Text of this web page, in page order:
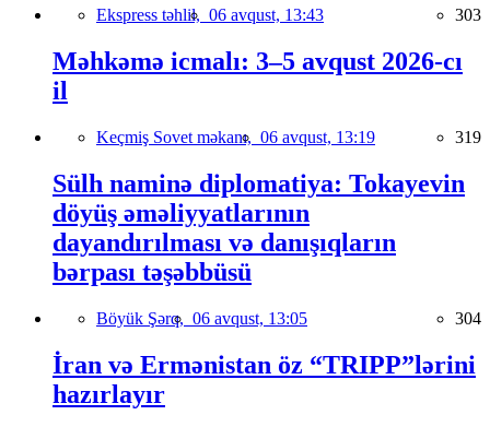
Ekspress təhlil, 06 avqust, 13:43 303
Məhkəmə icmalı: 3–5 avqust 2026-cı
il
Keçmiş Sovet məkanı, 06 avqust, 13:19 319
Sülh naminə diplomatiya: Tokayevin
döyüş əməliyyatlarının
dayandırılması və danışıqların
bərpası təşəbbüsü
Böyük Şərq, 06 avqust, 13:05 304
İran və Ermənistan öz “TRIPP”lərini
hazırlayır